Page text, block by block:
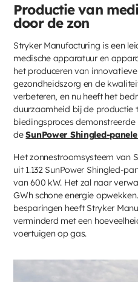
Productie van
door de zon
Stryker Manufacturing is een
medische apparatuur en
het produceren van
gezondheidszorg en de
verbeteren, en nu heeft het
duurzaamheid bij de productie
biedingsproces
deSunPower Shingled-
Het zonnestroomsysteem van
uit 1.132 SunPower Shingled-
van 600 kW. Het zal naar
GWh schone energie
besparingen heeft Stryker
verminderd met een
voertuigen op gas.